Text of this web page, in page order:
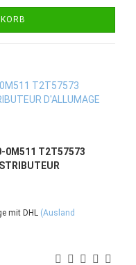
0M511 T2T57573
mit DHL (Ausland